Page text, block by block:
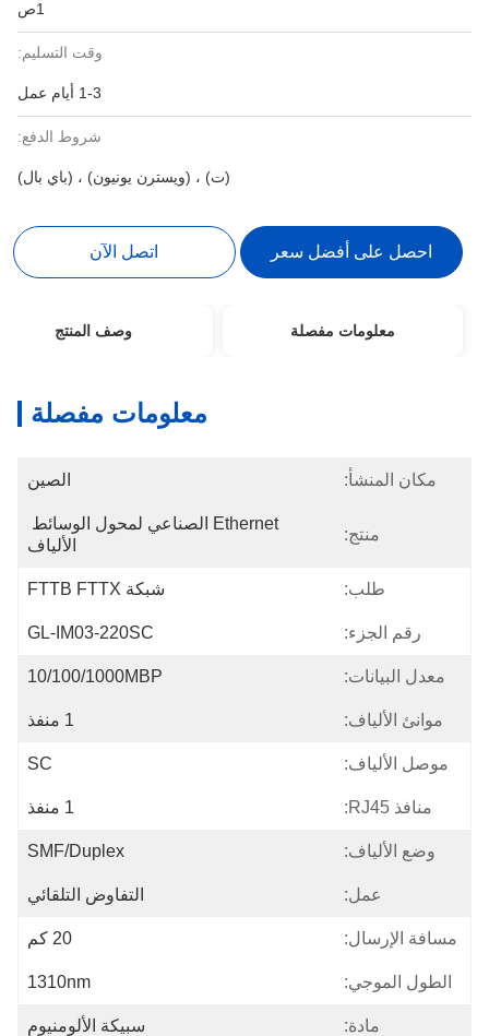
وقت التسليم:
1-3 أيام عمل
شروط الدفع:
(ت) ، (ويسترن يونيون) ، (باي بال)
احصل على أفضل سعر اتصل الآن
معلومات مفصلة وصف المنتج
معلومات مفصلة
مكان المنشأ: الصين
منتج:
Ethernet الصناعي لمحول الوسائط
الألياف
طلب: شبكة FTTB FTTX
رقم الجزء: GL-IM03-220SC
معدل البيانات: 10/100/1000MBP
موانئ الألياف: 1 منفذ
موصل الألياف: SC
منافذ RJ45: 1 منفذ
وضع الألياف: SMF/Duplex
عمل: التفاوض التلقائي
مسافة الإرسال: 20 كم
الطول الموجي: 1310nm
مادة: سبيكة الألومنيوم